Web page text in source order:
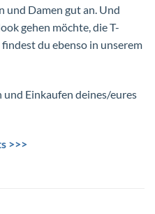
und Damen gut an. Und
gehen möchte, die T-
du ebenso in unserem
und Einkaufen deines/eures
>>>